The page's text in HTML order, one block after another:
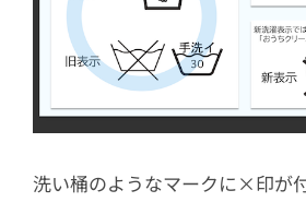
洗い桶のようなマークに×印が